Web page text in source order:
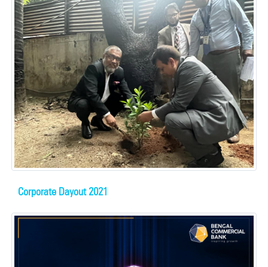
Corporate Dayout 2021